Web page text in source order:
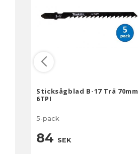
Sticksågblad B-17 Trä 70mm
6TPI
5-pack
84 SEK